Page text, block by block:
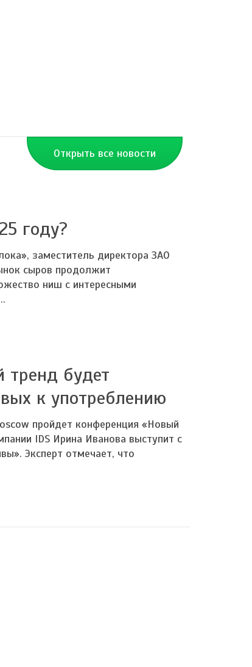
Открыть все новости
году?
заместитель директора ЗАО
сыров продолжит
ниш с интересными
тренд будет
к употреблению
пройдет конференция «Новый
IDS Ирина Иванова выступит с
Эксперт отмечает, что